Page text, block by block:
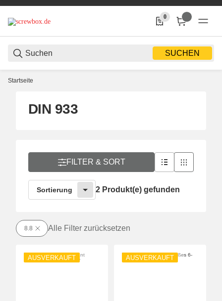
SUCHEN
0
0 Produkte in der Liste
Startseite
DIN 933
FILTER & SORT
Sortierung 2 Produkt(e) gefunden
8.8 Alle Filter zurücksetzen
AUSVERKAUFT AUSVERKAUFT